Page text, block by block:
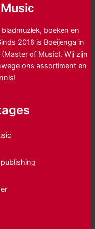
boeken en
2016 is Boeijenga in
(Master of Music). Wij zijn
ons assortiment en